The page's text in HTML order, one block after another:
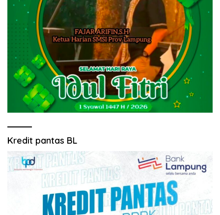
Kredit pantas BL